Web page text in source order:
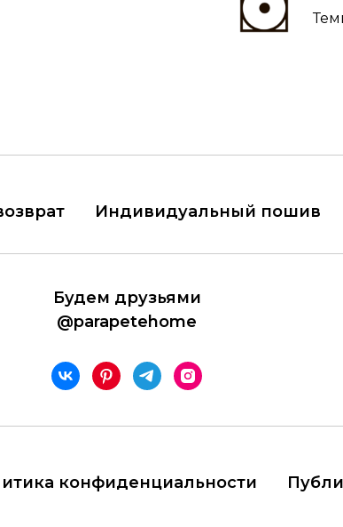
Индивидуальный пошив
Будем друзьями
@parapetehome
конфиденциальности